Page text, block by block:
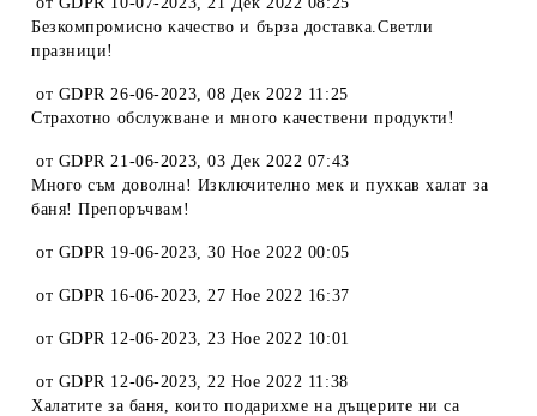
Безкомпромисно качество и бърза доставка.Светли
празници!
от GDPR 26-06-2023,08 Дек 2022 11:25
Страхотно обслужване и много качествени продукти!
от GDPR 21-06-2023,03 Дек 2022 07:43
Много съм доволна! Изключително мек и пухкав халат за
баня! Препоръчвам!
от GDPR 19-06-2023,30 Ное 2022 00:05
от GDPR 16-06-2023,27 Ное 2022 16:37
от GDPR 12-06-2023,23 Ное 2022 10:01
от GDPR 12-06-2023,22 Ное 2022 11:38
Халатите за баня, които подарихме на дъщерите ни са